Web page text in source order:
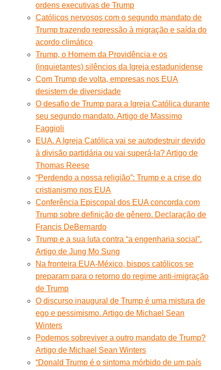
ordens executivas de Trump
Católicos nervosos com o segundo mandato de
Trump trazendo repressão à migração e saída do
acordo climático
Trump, o Homem da Providência e os
(inquietantes) silêncios da Igreja estadunidense
Com Trump de volta, empresas nos EUA
desistem de diversidade
O desafio de Trump para a Igreja Católica durante
seu segundo mandato. Artigo de Massimo
Faggioli
EUA. A Igreja Católica vai se autodestruir devido
à divisão partidária ou vai superá-la? Artigo de
Thomas Reese
“Perdendo a nossa religião”: Trump e a crise do
cristianismo nos EUA
Conferência Episcopal dos EUA concorda com
Trump sobre definição de gênero. Declaração de
Francis DeBernardo
Trump e a sua luta contra “a engenharia social”.
Artigo de Jung Mo Sung
Na fronteira EUA-México, bispos católicos se
preparam para o retorno do regime anti-imigração
de Trump
O discurso inaugural de Trump é uma mistura de
ego e pessimismo. Artigo de Michael Sean
Winters
Podemos sobreviver a outro mandato de Trump?
Artigo de Michael Sean Winters
“Donald Trump é o sintoma mórbido de um país